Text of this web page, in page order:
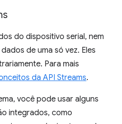
do dispositivo serial, nem
de uma só vez. Eles
Para mais
da API Streams.
você pode usar alguns
integrados, como